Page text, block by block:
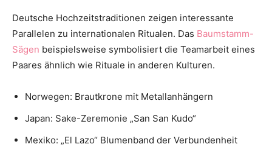
Deutsche Hochzeitstraditionen zeigen interessante
Parallelen zu internationalen Ritualen. Das Baumstamm-
Sägen beispielsweise symbolisiert die Teamarbeit eines
Paares ähnlich wie Rituale in anderen Kulturen.
Norwegen: Brautkrone mit Metallanhängern
Japan: Sake-Zeremonie „San San Kudo“
Mexiko: „El Lazo“ Blumenband der Verbundenheit